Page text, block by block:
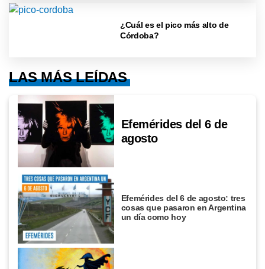
¿Cuál es el pico más alto de
Córdoba?
LAS MÁS LEÍDAS
Efemérides del 6 de
agosto
Efemérides del 6 de agosto: tres
cosas que pasaron en Argentina
un día como hoy